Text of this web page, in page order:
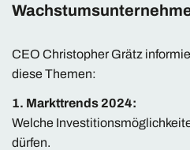
CEO Christopher Grätz
diese Themen:
1. Markttrends 2024:
Welche
dürfen.